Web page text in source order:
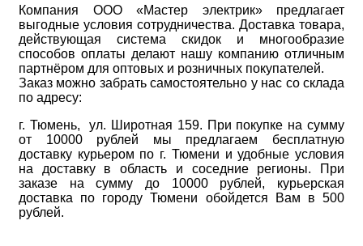
Компания ООО «Мастер электрик» предлагает
выгодные условия сотрудничества. Доставка товара,
действующая система скидок и многообразие
способов оплаты делают нашу компанию отличным
партнёром для оптовых и розничных покупателей.
Заказ можно забрать самостоятельно у нас со склада
по адресу:
г. Тюмень, ул. Широтная 159. При покупке на сумму
от 10000 рублей мы предлагаем бесплатную
доставку курьером по г. Тюмени и удобные условия
на доставку в область и соседние регионы. При
заказе на сумму до 10000 рублей, курьерская
доставка по городу Тюмени обойдется Вам в 500
рублей.